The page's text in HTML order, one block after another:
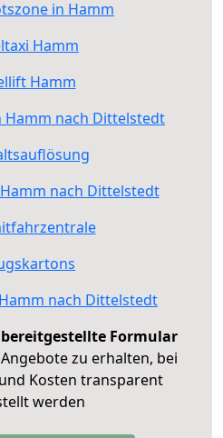
in Hamm
Hamm
Hamm
Hamm nach Dittelstedt
nach Dittelstedt
nach Dittelstedt
Formular
zu erhalten, bei
Kosten transparent
werden